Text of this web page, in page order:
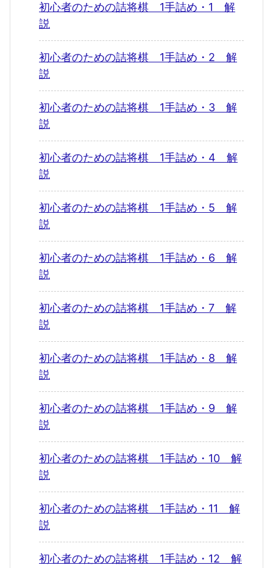
初心者のための詰将棋 1手詰め・1 解
説
初心者のための詰将棋 1手詰め・2 解
説
初心者のための詰将棋 1手詰め・3 解
説
初心者のための詰将棋 1手詰め・4 解
説
初心者のための詰将棋 1手詰め・5 解
説
初心者のための詰将棋 1手詰め・6 解
説
初心者のための詰将棋 1手詰め・7 解
説
初心者のための詰将棋 1手詰め・8 解
説
初心者のための詰将棋 1手詰め・9 解
説
初心者のための詰将棋 1手詰め・10 解
説
初心者のための詰将棋 1手詰め・11 解
説
初心者のための詰将棋 1手詰め・12 解